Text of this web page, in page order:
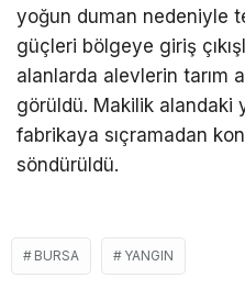
yoğun duman nedeniyle
güçleri bölgeye giriş
alanlarda alevlerin tarım
görüldü. Makilik alandaki
fabrikaya sıçramadan
söndürüldü.
BURSA YANGIN